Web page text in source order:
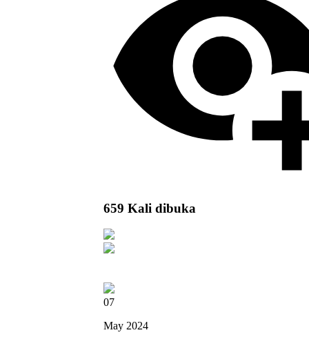
659 Kali dibuka
07
May 2024